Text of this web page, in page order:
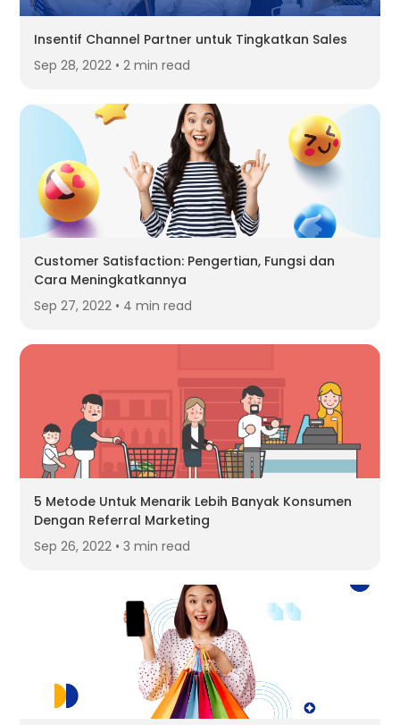
Insentif Channel Partner untuk Tingkatkan Sales
Sep 28, 2022 • 2 min read
Customer Satisfaction: Pengertian, Fungsi dan
Cara Meningkatkannya
Sep 27, 2022 • 4 min read
5 Metode Untuk Menarik Lebih Banyak Konsumen
Dengan Referral Marketing
Sep 26, 2022 • 3 min read